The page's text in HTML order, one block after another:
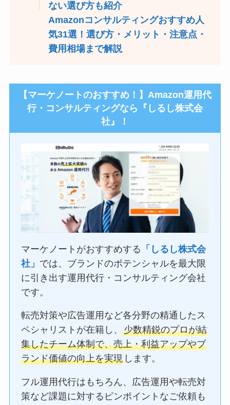
ない選び方も紹介
Amazonコンサルティングおすすめ人
気31選！選び方・メリット・注意点・
費用相場まで解説
【マーケノートのおすすめ！】Amazon運用代
行・コンサルティングなら『しるし株式会
社』！
マーケノートがおすすめする 「しるし株式会
社」 では、ブランドのポテンシャルを最大限
に引き出す運用代行・コンサルティング会社
です。
転売対策や広告運用など各分野の精通したス
ペシャリストが在籍し、少数精鋭のプロが結
集したチーム体制で、売上・利益アップやブ
ランド価値の向上を実現 します。
フル運用代行はもちろん、広告運用や転売対
策など課題に対するピンポイントなご依頼も